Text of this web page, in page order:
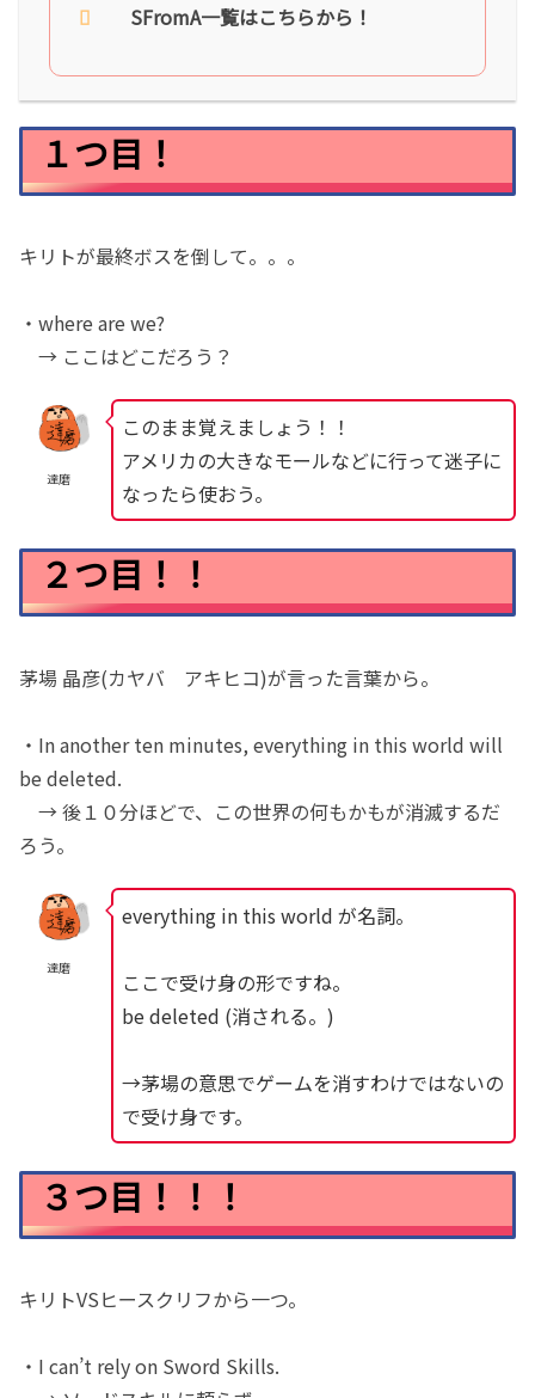
SFromA一覧はこちらから！
１つ目！
キリトが最終ボスを倒して。。。
・where are we?
→ ここはどこだろう？
達磨
このまま覚えましょう！！
アメリカの大きなモールなどに行って迷子に
なったら使おう。
２つ目！！
茅場 晶彦(カヤバ アキヒコ)が言った言葉から。
・In another ten minutes, everything in this world will
be deleted.
→ 後１０分ほどで、この世界の何もかもが消滅するだ
ろう。
達磨
everything in this world が名詞。
ここで受け身の形ですね。
be deleted (消される。)
→茅場の意思でゲームを消すわけではないの
で受け身です。
３つ目！！！
キリトVSヒースクリフから一つ。
・I can’t rely on Sword Skills.